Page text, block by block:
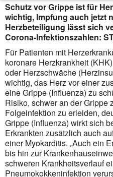
Schutz vor Grippe ist für
wichtig, Impfung auch jetzt
Herzbeteiligung lässt sich
Corona-Infektionszahlen:
Für Patienten mit
koronare Herzkrankheit
oder Herz­schwäche
wichtig, das Herz vor einer
eine Grippe (Influenza) zu
Risiko, schwer an der Grippe
Folgeinfektion zu erleiden,
Grippe (Influenza) wirkt sich
Erkrankten zusätzlich auch
einer Myokarditis. „Auch ein
bis hin zur
schweren Krankheits­verlauf
Pneumokokkeninfektion